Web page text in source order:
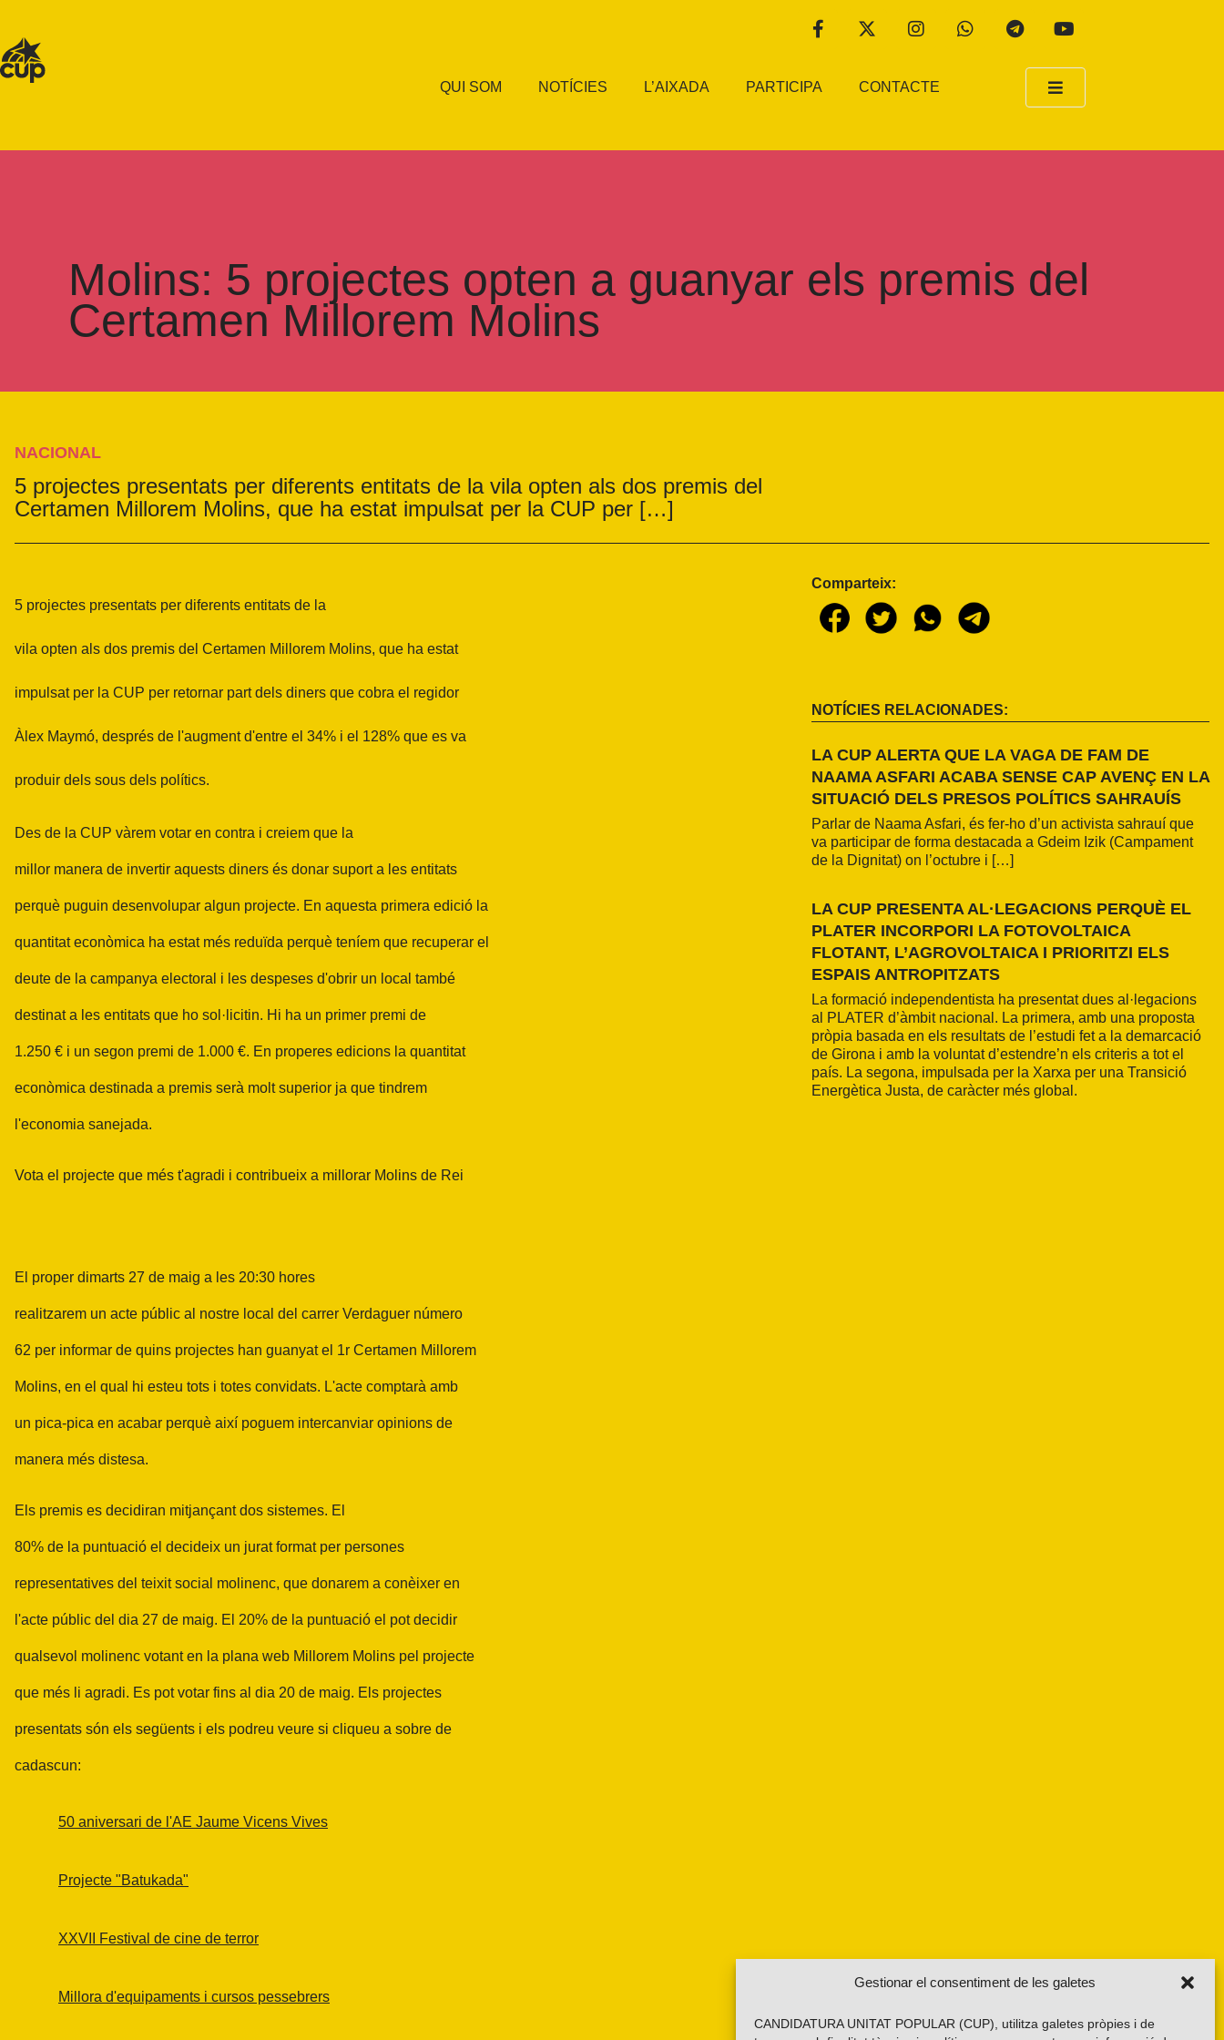
Gestionar el consentiment de les galetes
CANDIDATURA UNITAT POPULAR (CUP), utilitza galetes pròpies i de
QUI SOM NOTÍCIES L’AIXADA PARTICIPA CONTACTE
Molins: 5 projectes opten a guanyar els premis del
Certamen Millorem Molins
NACIONAL
5 projectes presentats per diferents entitats de la vila opten als dos premis del
Certamen Millorem Molins, que ha estat impulsat per la CUP per […]
5 projectes presentats per diferents entitats de la
vila opten als dos premis del Certamen Millorem Molins, que ha estat
impulsat per la CUP per retornar part dels diners que cobra el regidor
Àlex Maymó, després de l'augment d'entre el 34% i el 128% que es va
produir dels sous dels polítics.
Des de la CUP vàrem votar en contra i creiem que la
millor manera de invertir aquests diners és donar suport a les entitats
perquè puguin desenvolupar algun projecte. En aquesta primera edició la
quantitat econòmica ha estat més reduïda perquè teníem que recuperar el
deute de la campanya electoral i les despeses d'obrir un local també
destinat a les entitats que ho sol·licitin. Hi ha un primer premi de
1.250 € i un segon premi de 1.000 €. En properes edicions la quantitat
econòmica destinada a premis serà molt superior ja que tindrem
l'economia sanejada.
Vota el projecte que més t'agradi i contribueix a millorar Molins de Rei
El proper dimarts 27 de maig a les 20:30 hores
realitzarem un acte públic al nostre local del carrer Verdaguer número
62 per informar de quins projectes han guanyat el 1r Certamen Millorem
Molins, en el qual hi esteu tots i totes convidats. L'acte comptarà amb
un pica-pica en acabar perquè així poguem intercanviar opinions de
manera més distesa.
Els premis es decidiran mitjançant dos sistemes. El
80% de la puntuació el decideix un jurat format per persones
representatives del teixit social molinenc, que donarem a conèixer en
l'acte públic del dia 27 de maig. El 20% de la puntuació el pot decidir
qualsevol molinenc votant en la plana web Millorem Molins pel projecte
que més li agradi. Es pot votar fins al dia 20 de maig. Els projectes
presentats són els següents i els podreu veure si cliqueu a sobre de
cadascun:
50 aniversari de l'AE Jaume Vicens Vives
Projecte "Batukada"
XXVII Festival de cine de terror
Millora d'equipaments i cursos pessebrers
Comparteix:
NOTÍCIES RELACIONADES:
LA CUP ALERTA QUE LA VAGA DE FAM DE
NAAMA ASFARI ACABA SENSE CAP AVENÇ EN LA
SITUACIÓ DELS PRESOS POLÍTICS SAHRAUÍS
Parlar de Naama Asfari, és fer-ho d’un activista sahrauí que
va participar de forma destacada a Gdeim Izik (Campament
de la Dignitat) on l’octubre i […]
LA CUP PRESENTA AL·LEGACIONS PERQUÈ EL
PLATER INCORPORI LA FOTOVOLTAICA
FLOTANT, L’AGROVOLTAICA I PRIORITZI ELS
ESPAIS ANTROPITZATS
La formació independentista ha presentat dues al·legacions
al PLATER d’àmbit nacional. La primera, amb una proposta
pròpia basada en els resultats de l’estudi fet a la demarcació
de Girona i amb la voluntat d’estendre’n els criteris a tot el
país. La segona, impulsada per la Xarxa per una Transició
Energètica Justa, de caràcter més global.